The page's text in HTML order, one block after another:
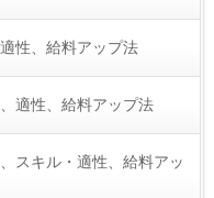
性、給料アップ法
適性、給料アップ法
スキル・適性、給料アッ